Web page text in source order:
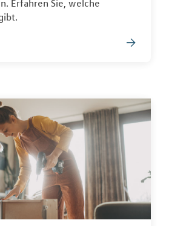
Erfahren Sie, welche